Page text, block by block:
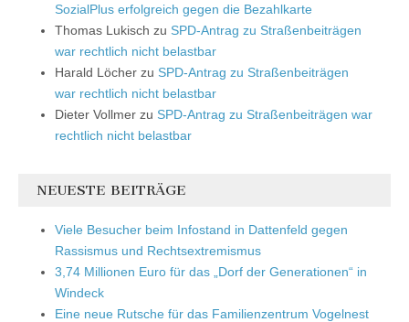
SozialPlus erfolgreich gegen die Bezahlkarte
Thomas Lukisch zu SPD-Antrag zu Straßenbeiträgen
war rechtlich nicht belastbar
Harald Löcher zu SPD-Antrag zu Straßenbeiträgen
war rechtlich nicht belastbar
Dieter Vollmer zu SPD-Antrag zu Straßenbeiträgen war
rechtlich nicht belastbar
NEUESTE BEITRÄGE
Viele Besucher beim Infostand in Dattenfeld gegen
Rassismus und Rechtsextremismus
3,74 Millionen Euro für das „Dorf der Generationen“ in
Windeck
Eine neue Rutsche für das Familienzentrum Vogelnest